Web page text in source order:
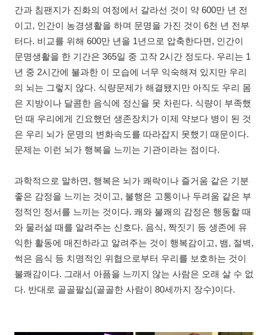
간과 침팬지가 진화의 여정에서 갈라선 것이 약 600만 년 전
이고, 인간이 농경생활을 하며 문명을 가진 것이 6천 년 전부
터다. 비교를 위해 600만 년을 1년으로 압축한다면, 인간이
문명생활을 한 기간은 365일 중 고작 2시간 정도다. 우리는 1
년 중 2시간에 불과한 이 모습에 너무 익숙해져 있지만 우리
의 뇌는 그렇지 않다. 식량문제가 해결됐지만 아직도 우리 몸
은 지방이나 달콤한 음식에 정신을 못 차린다. 식량이 부족했
던 때 우리에게 긴요했던 생존장치가 이제 약보다 병이 된 것
은 우리 뇌가 문명의 변화속도를 따라잡지 못했기 때문이다.
문제는 이런 뇌가 행복을 느끼는 기관이라는 점이다.
과학적으로 말하면, 행복은 뇌가 쾌락이나 즐거움 같은 기분
좋은 감정을 느끼는 것이고, 불행은 고통이나 두려움 같은 부
정적인 정서를 느끼는 것이다. 쾌와 불쾌의 감정은 행동할 때
와 물러설 때를 알려주는 신호다. 음식, 짝짓기 등 생존에 유
익한 활동에 매진하라고 알려주는 것이 행복감이고, 뱀, 절벽,
썩은 음식 등 치명적인 위협으로부터 우리를 보호하는 것이
불쾌감이다. 그래서 아픔을 느끼지 않는 사람은 오래 살 수 없
다. 반대로 골골팔십(골골한 사람이 80세까지 장수)이다.